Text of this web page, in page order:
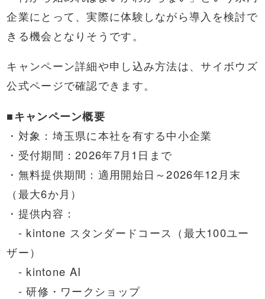
企業にとって、実際に体験しながら導入を検討で
きる機会となりそうです。
キャンペーン詳細や申し込み方法は、サイボウズ
公式ページで確認できます。
■キャンペーン概要
・対象：埼玉県に本社を有する中小企業
・受付期間：2026年7月1日まで
・無料提供期間：適用開始日～2026年12月末
（最大6か月）
・提供内容：
- kintone スタンダードコース（最大100ユー
ザー）
- kintone AI
- 研修・ワークショップ